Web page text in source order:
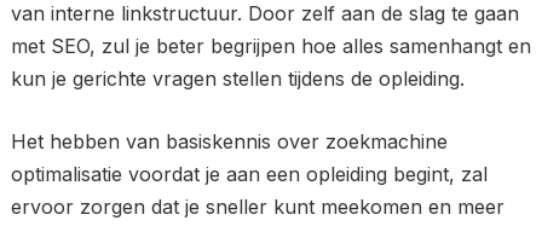
van interne linkstructuur. Door zelf aan de slag te gaan
met SEO, zul je beter begrijpen hoe alles samenhangt en
kun je gerichte vragen stellen tijdens de opleiding.
Het hebben van basiskennis over zoekmachine
optimalisatie voordat je aan een opleiding begint, zal
ervoor zorgen dat je sneller kunt meekomen en meer